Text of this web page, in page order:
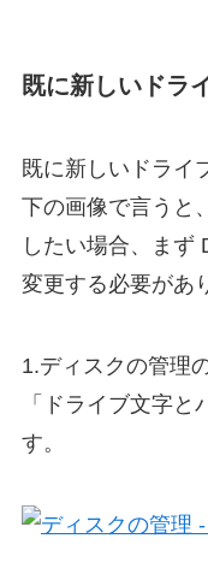
既に新しいドラ
既に新しいドライ
下の画像で言うと
したい場合、まず
変更する必要があ
1.ディスクの管理
「ドライブ文字
す。